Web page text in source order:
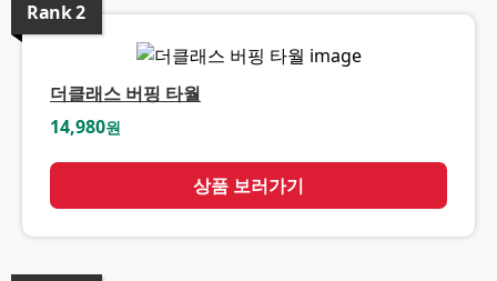
Rank2
더클래스 버핑 타월
14,980원
상품 보러가기